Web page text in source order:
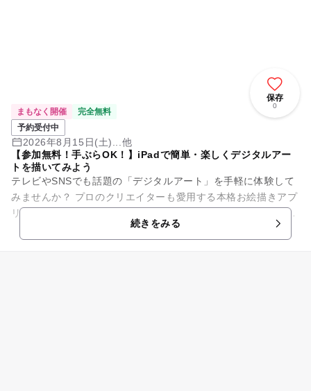
保存
0
まもなく開催
完全無料
予約受付中
2026年8月15日(土)...他
【参加無料！手ぶらOK！】iPadで簡単・楽しくデジタルアー
トを描いてみよう
テレビやSNSでも話題の「デジタルアート」を手軽に体験して
みませんか？ プロのクリエイターも愛用する本格お絵描きアプ
リ「Adobe Fresco（アドビ フレスコ）」を使って、 世界に一
続きをみる